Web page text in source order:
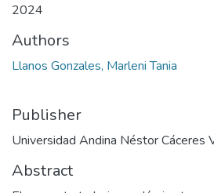
2024
Authors
Llanos Gonzales, Marleni Tania
Publisher
Universidad Andina Néstor Cáceres
Abstract